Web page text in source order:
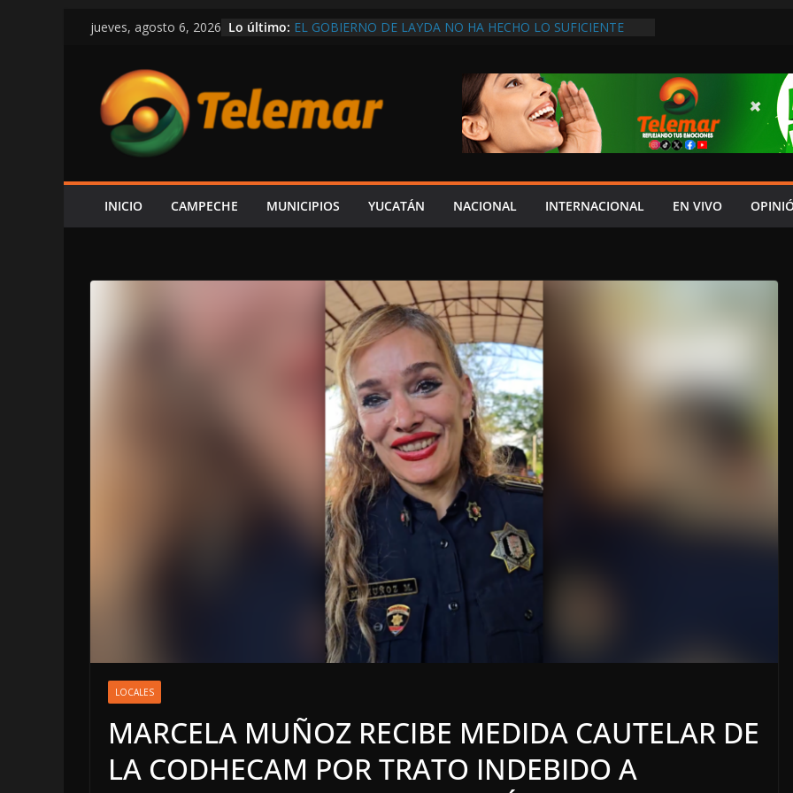
Saltar
contenido
jueves, agosto 6, 2026 Lo último: EL GOBIERNO DE LAYDA NO HA HECHO LO SUFICIENTE
VEDA DE CAMARÓN Y ROBOLO GOLPEA A PESCADORES
RIBEREÑOS; INGRESOS FAMILIARES SE REDUCEN
EXGOBERNADOR ÁNGEL “N” FUE DETENIDO POR
ORDENAR LA DESTRUCCIÓN DE EVIDENCIAS PARA
FGR
¡SE ESTÁ SALIENDO DAE CONTROL! REPORTAN
INICIO CAMPECHE MUNICIPIOS YUCATÁN NACIONAL INTERNACIONAL EN VIVO
LOCALES
MARCELA MUÑOZ RECIBE MEDIDA CAUTELAR DE
LA CODHECAM POR TRATO INDEBIDO A
LOCALES OPINIÓN
5 agosto, 2026
LOCALES OPINIÓN
6 agosto, 2026